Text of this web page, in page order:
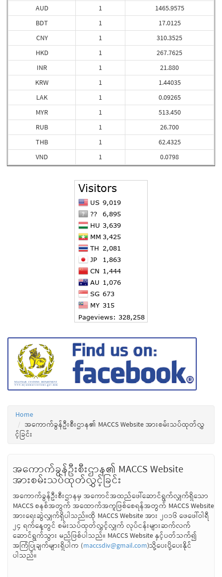
AUD
BDT
CNY
HKD
INR
KRW
LAK
MYR
RUB
THB
VND
1
1
1
1
1
1
1
1
1
1
1
1465.9575
17.0125
310.3525
267.7625
21.880
1.44035
0.09265
513.450
26.700
62.4325
0.0798
Home
အကောက်ခွန်ဦးစီးဌာန၏ MACCS Website အားစမ်းသပ်ထုတ်လွှ
င့်ခြင်း
အကောက်ခွန်ဦးစီးဌာန၏ MACCS Website
အားစမ်းသပ်ထုတ်လွှင့်ခြင်း
အကောက်ခွန်ဦးစီးဌာနမှ အကောင်အထည်ဖေါ်ဆောင်ရွက်လျှက်ရှိသော
MACCS စနစ်အတွက် အထောက်အကူဖြစ်စေရန်အတွက် MACCS Website
အားရေးဆွဲလျှက်ရှိပါသည်။ထို MACCS Website အား ၂၀၁၆ ဖေဖေါ်ဝါရီ
၂၄ ရက်နေ့တွင် စမ်းသပ်ထုတ်လွှင့်လျှက် လုပ်ငန်းများဆက်လက်
ဆောင်ရွက်သွား မည်ဖြစ်ပါသည်။ MACCS Website နှင့်ပတ်သက်၍
အကြံပြုချက်များရှိပါက (maccsdiv@gmail.com)သို့ပေးပို့ပေးနိုင်
ပါသည်။